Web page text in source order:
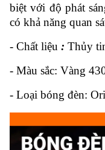
biệt với độ phát
có khả năng quan
- Chất liệu : Thủy
- Màu sắc: Vàng
- Loại bóng đèn: